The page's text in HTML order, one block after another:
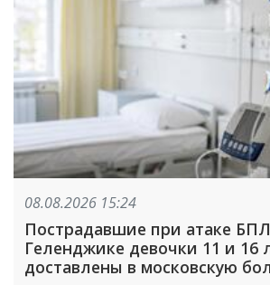
08.08.2026 15:24
Пострадавшие при атаке
Геленджике девочки 11 и 16
доставлены в московскую